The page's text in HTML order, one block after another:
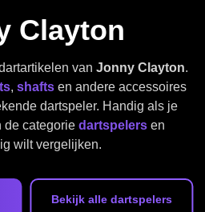
Clayton
van Jonny Clayton.
, shaftsen andere accessoires
dartspeler. Handig als je
de categorie dartspelersen
wilt vergelijken.
Bekijk alle dartspelers